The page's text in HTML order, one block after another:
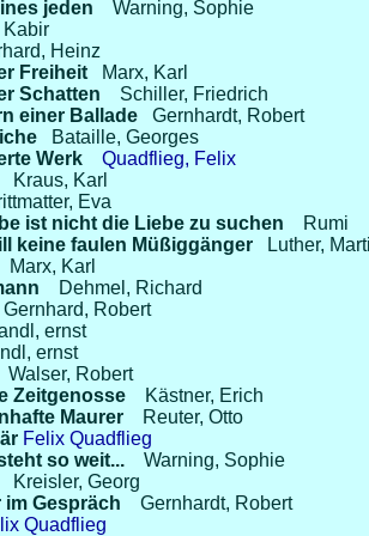
jeden
Warning, Sophie
Kabir
Heinz
Freiheit
Marx, Karl
Schatten
Schiller, Friedrich
einer Ballade
Gernhardt, Robert
Bataille, Georges
WerkQuadflieg, Felix
Kraus, Karl
Eva
ist nicht die Liebe zu suchen
Rumi
keine faulen Müßiggänger
Luther,
Marx, Karl
Dehmel, Richard
Gernhard, Robert
ernst
ernst
Walser, Robert
Zeitgenosse
Kästner, Erich
Maurer
Reuter, Otto
Felix Quadflieg
so weit...
Warning, Sophie
Kreisler, Georg
im Gespräch
Gernhardt, Robert
Quadflieg